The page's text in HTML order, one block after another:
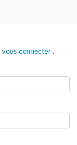
vous connecter .